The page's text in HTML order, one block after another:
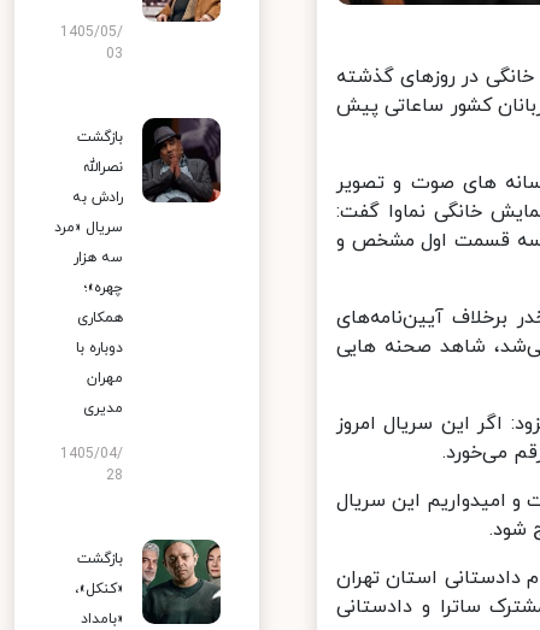
نمایش خانگی در روزهای گذشته
کشور ساعاتی پیش
های صوت و تصویر
غربت شبکه نمایش خانگی نماوا گفت:
سه قسمت اول مشخص و
آیین‌نامه‌های
شاهد صحنه هایی
این سریال امروز
می‌خورد.
این سریال
استان تهران
ساترا و دادستانی
1405/05/
03
بازگشت
نصرالله
رادش به
سریال «مرد
سه هزار
چهره»؛
همکاری
دوباره با
مهران
مدیری
1405/04/
28
بازگشت
«کنکل»،
«بامداد